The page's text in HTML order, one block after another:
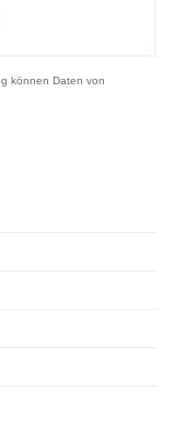
können Daten von